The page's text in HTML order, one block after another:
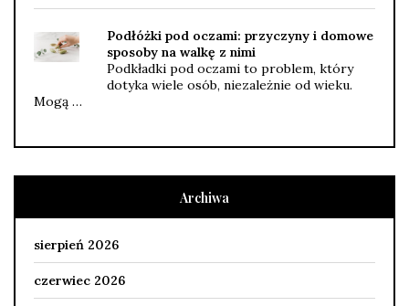
Podłóżki pod oczami: przyczyny i domowe
sposoby na walkę z nimi
Podkładki pod oczami to problem, który
dotyka wiele osób, niezależnie od wieku.
Mogą …
Archiwa
sierpień 2026
czerwiec 2026